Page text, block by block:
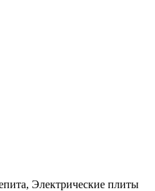
Электрические плиты